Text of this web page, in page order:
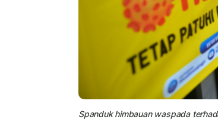
Spanduk himbauan waspada